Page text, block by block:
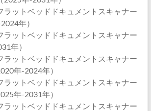
ラットベッドドキュメントスキャナー
年）
ラットベッドドキュメントスキャナー
年）
ラットベッドドキュメントスキャナー
年-2024年）
ラットベッドドキュメントスキャナー
年-2031年）
ラットベッドドキュメントスキャナー